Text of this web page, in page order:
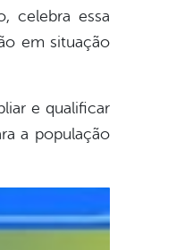
celebra essa
em situação
e qualificar
a população